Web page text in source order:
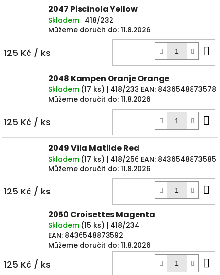
2047 Piscinola Yellow
Skladem | 418/232
Můžeme doručit do: 11.8.2026
125 Kč / ks
2048 Kampen Oranje Orange
Skladem (17 ks) | 418/233 EAN: 8436548873578
Můžeme doručit do: 11.8.2026
125 Kč / ks
2049 Vila Matilde Red
Skladem (17 ks) | 418/256 EAN: 8436548873585
Můžeme doručit do: 11.8.2026
125 Kč / ks
2050 Croisettes Magenta
Skladem (15 ks) | 418/234
EAN: 8436548873592
Můžeme doručit do: 11.8.2026
125 Kč / ks